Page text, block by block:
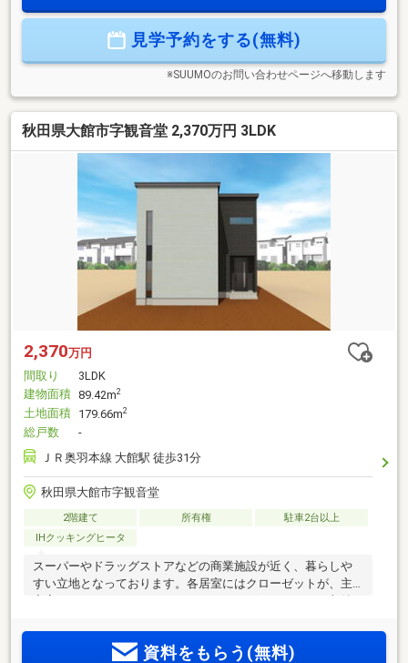
見学予約をする(無料)
※SUUMOのお問い合わせページへ移動します
秋田県大館市字観音堂 2,370万円 3LDK
2,370万円
間取り
3LDK
建物面積 89.42m2
土地面積 179.66m2
総戸数
-
ＪＲ奥羽本線 大館駅 徒歩31分
秋田県大館市字観音堂
2階建て 所有権
駐車2台以上
IHクッキングヒータ
スーパーやドラッグストアなどの商業施設が近く、暮らしや
すい立地となっております。各居室にはクローゼットが、主
万円・返済年数 40年・金利（当初３年固定） 1.20％
資料をもらう(無料)